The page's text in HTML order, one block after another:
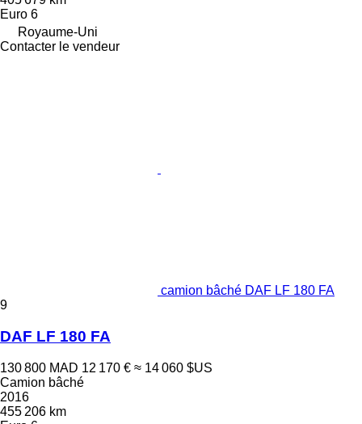
Euro 6
Royaume-Uni
Contacter le vendeur
camion bâché DAF LF 180 FA
9
DAF LF 180 FA
130 800 MAD 12 170 € ≈ 14 060 $US
Camion bâché
2016
455 206 km